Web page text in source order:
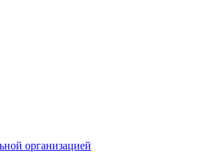
организацией